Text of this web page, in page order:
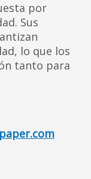
por
Sus
lo que los
tanto para